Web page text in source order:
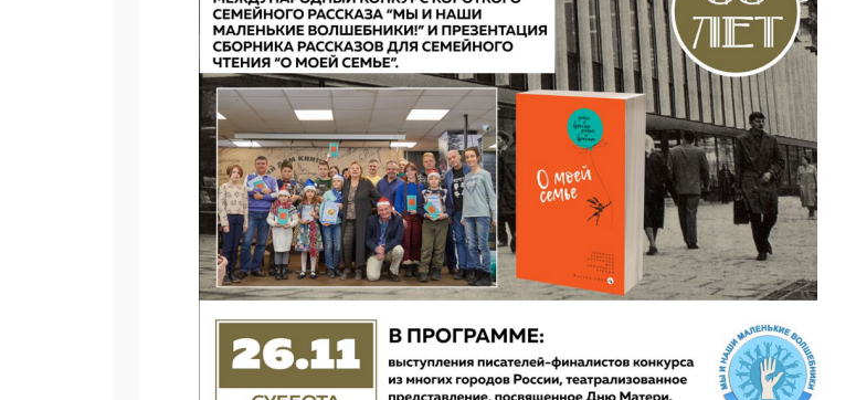
Получи электронный "Классный журнал" в подарок!
Укажите имя
Укажите Ваш Email